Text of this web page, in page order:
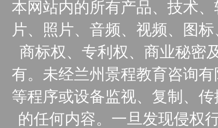
本网站内的所有产品、技术
片、照片、音频、视频、图
商标权、专利权、商业秘密
有。未经兰州景程教育咨询
等程序或设备监视、复制、
的任何内容。一旦发现侵权